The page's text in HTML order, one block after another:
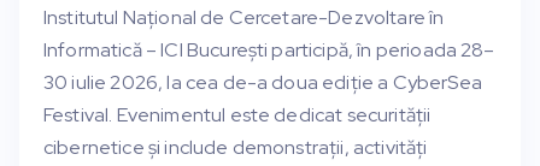
Institutul Național de Cercetare-Dezvoltare în
Informatică – ICI București participă, în perioada 28–
30 iulie 2026, la cea de-a doua ediție a CyberSea
Festival. Evenimentul este dedicat securității
cibernetice și include demonstrații, activități